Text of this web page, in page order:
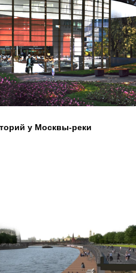
у Москвы-реки